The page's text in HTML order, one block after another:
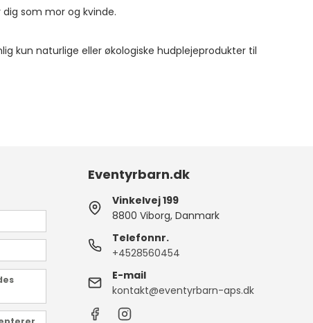
som mor og kvinde.
kun naturlige eller økologiske hudplejeprodukter til
Eventyrbarn.dk
Vinkelvej 199
8800 Viborg, Danmark
Telefonnr.
+4528560454
E-mail
kontakt@eventyrbarn-aps.dk